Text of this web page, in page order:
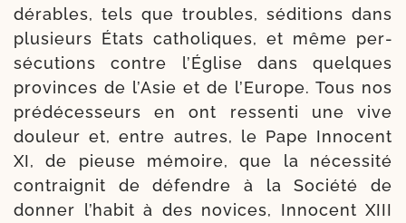
dé­rables, tels que troubles, sédi­tions dans
plu­sieurs États catho­liques, et même per­
sé­cu­tions contre l’Église dans quelques
pro­vinces de l’Asie et de l’Europe. Tous nos
pré­dé­ces­seurs en ont res­sen­ti une vive
dou­leur et, entre autres, le Pape Innocent
XI, de pieuse mémoire, que la néces­si­té
contrai­gnit de défendre à la Société de
don­ner l’ha­bit à des novices, Innocent XIII